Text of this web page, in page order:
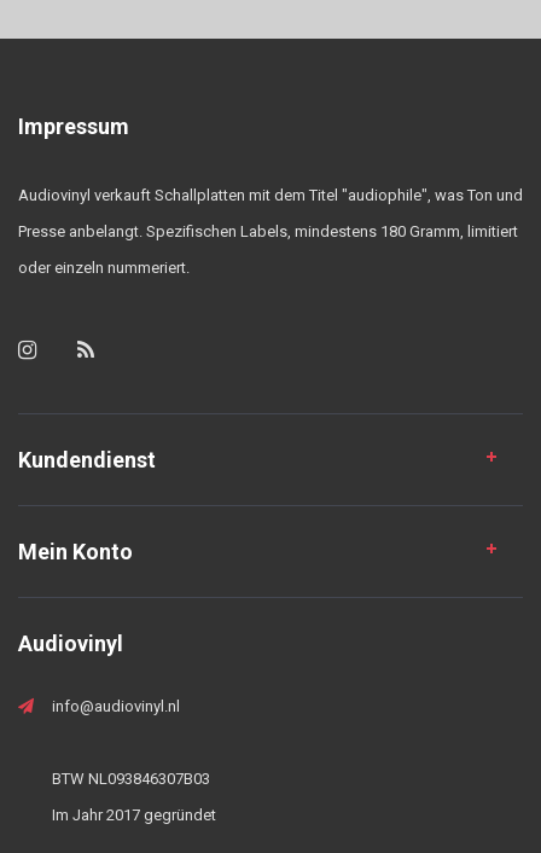
Impressum
Audiovinyl verkauft Schallplatten mit dem Titel "audiophile", was Ton und
Presse anbelangt. Spezifischen Labels, mindestens 180 Gramm, limitiert
oder einzeln nummeriert.
Kundendienst
Mein Konto
Audiovinyl
info@audiovinyl.nl
BTW NL093846307B03
Im Jahr 2017 gegründet